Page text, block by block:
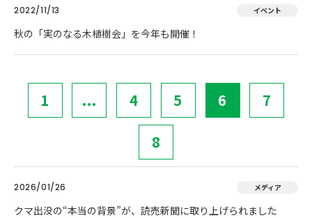
2022/11/13 イベント
秋の「実のなる木植樹会」を今年も開催！
1 ... 4 5 6 7
8
2026/01/26 メディア
クマ出没の“本当の背景”が、読売新聞に取り上げられました